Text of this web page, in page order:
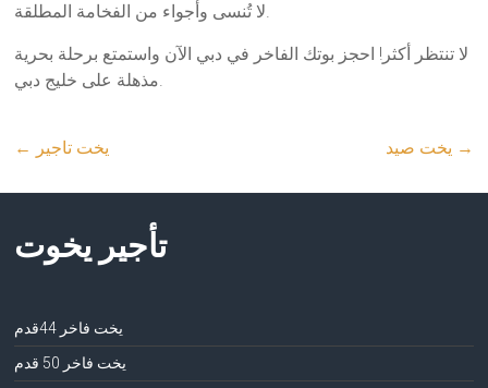
لا تُنسى وأجواء من الفخامة المطلقة.
لا تنتظر أكثر! احجز بوتك الفاخر في دبي الآن واستمتع برحلة بحرية
مذهلة على خليج دبي.
← يخت تاجير →
تأجير يخوت
يخت فاخر 44قدم
يخت فاخر 50 قدم